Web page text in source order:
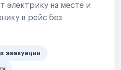
электрику на месте и
в рейс без
эвакуации